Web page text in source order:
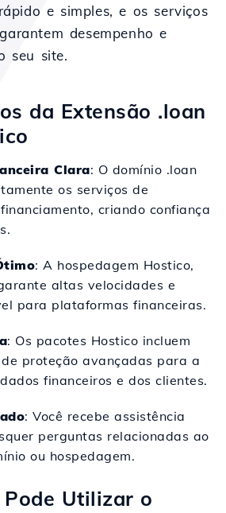
e simples, e os serviços
desempenho e
seu site.
da Extensão .loan
Clara: O domínio .loan
os serviços de
criando confiança
: A hospedagem Hostico,
altas velocidades e
para plataformas financeiras.
: Os pacotes Hostico incluem
proteção avançadas para a
financeiros e dos clientes.
: Você recebe assistência
perguntas relacionadas ao
ou hospedagem.
Pode Utilizar o